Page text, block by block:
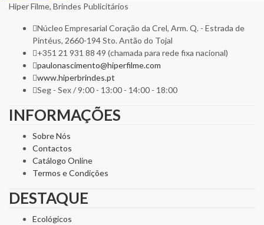
Hiper Filme, Brindes Publicitários
Núcleo Empresarial Coração da Crel, Arm. Q. - Estrada de
Pintéus, 2660-194 Sto. Antão do Tojal
+351 21 931 88 49 (chamada para rede fixa nacional)
paulonascimento@hiperfilme.com
www.hiperbrindes.pt
Seg - Sex / 9:00 - 13:00 - 14:00 - 18:00
INFORMAÇÕES
Sobre Nós
Contactos
Catálogo Online
Termos e Condições
DESTAQUE
Ecológicos